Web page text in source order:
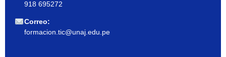
918 695272
Correo:
formacion.tic@unaj.edu.pe